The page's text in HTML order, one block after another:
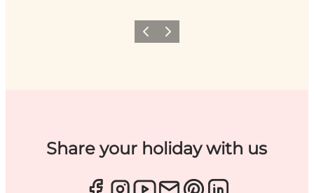
ZurückWeiter
Share your holiday with us